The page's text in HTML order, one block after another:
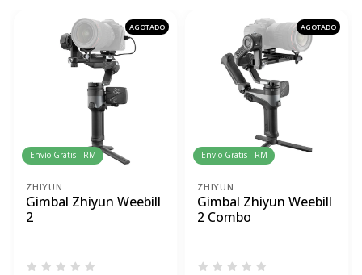
AGOTADO
Envío Gratis - RM
ZHIYUN
Gimbal Zhiyun Weebill
2
AGOTADO
Envío Gratis - RM
ZHIYUN
Gimbal Zhiyun Weebill
2 Combo